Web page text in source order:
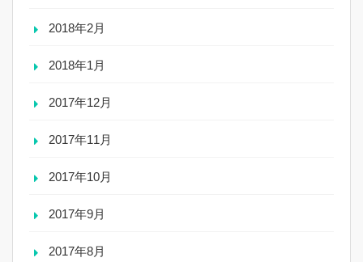
2018年2月
2018年1月
2017年12月
2017年11月
2017年10月
2017年9月
2017年8月